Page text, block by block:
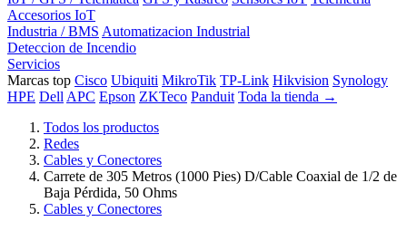
Accesorios IoT
Industria / BMS Automatizacion Industrial
Deteccion de Incendio
Servicios
Marcas top Cisco Ubiquiti MikroTik TP-Link Hikvision Synology
HPE Dell APC Epson ZKTeco Panduit Toda la tienda →
Todos los productos
Redes
Cables y Conectores
Carrete de 305 Metros (1000 Pies) D/Cable Coaxial de 1/2 de
Baja Pérdida, 50 Ohms
Cables y Conectores